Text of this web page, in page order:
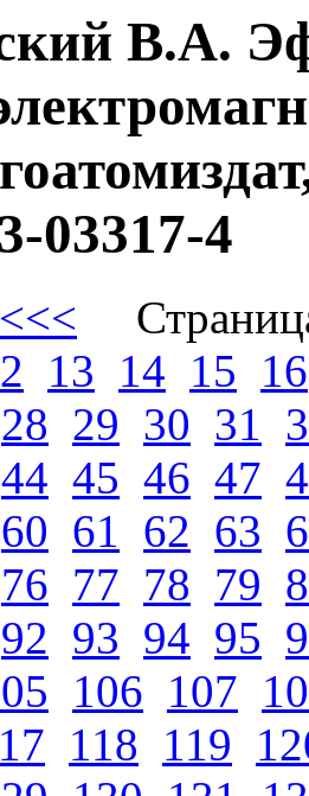
В.А.
03317-4
<<<
13 14 15 16
28 29 30 31
44 45 46 47
60 61 62 63
76 77 78 79
92 93 94 95
106 107
118 119